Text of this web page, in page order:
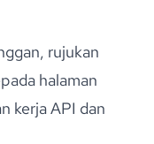
rujukan
halaman
kerja API dan